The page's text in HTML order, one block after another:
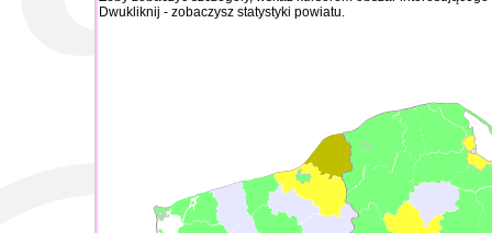
Dwukliknij - zobaczysz statystyki powiatu.